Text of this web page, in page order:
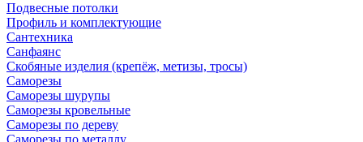
Подвесные потолки
Профиль и комплектующие
Сантехника
Санфаянс
Скобяные изделия (крепёж, метизы, тросы)
Саморезы
Саморезы шурупы
Саморезы кровельные
Саморезы по дереву
Саморезы по металлу